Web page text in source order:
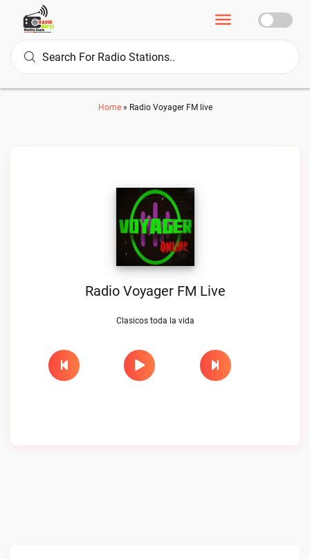
Home» Radio Voyager FM live
Radio Voyager FM Live
Clasicos toda la vida